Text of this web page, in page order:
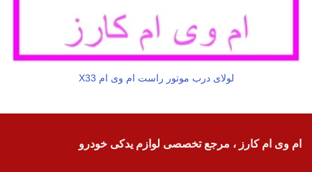
لولای درب موتور راست ام وی ام X33
ام وی ام کارز ، مرجع تخصصی لوازم یدکی خودرو